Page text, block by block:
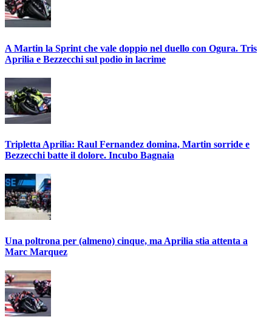
A Martin la Sprint che vale doppio nel duello con Ogura. Tris
Aprilia e Bezzecchi sul podio in lacrime
Tripletta Aprilia: Raul Fernandez domina, Martin sorride e
Bezzecchi batte il dolore. Incubo Bagnaia
Una poltrona per (almeno) cinque, ma Aprilia stia attenta a
Marc Marquez